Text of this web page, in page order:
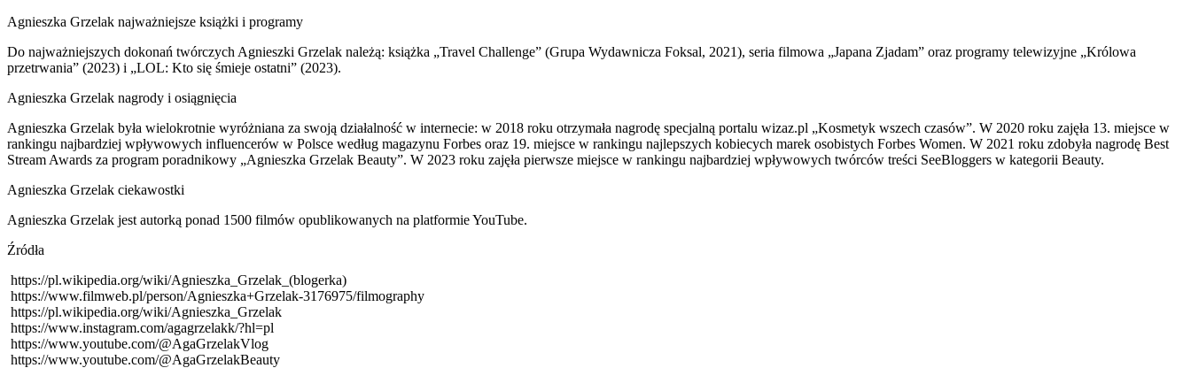
Agnieszka Grzelak najważniejsze książki i programy
Do najważniejszych dokonań twórczych Agnieszki Grzelak należą: książka „Travel Challenge” (Grupa Wydawnicza Foksal, 2021), seria filmowa „Japana Zjadam” oraz programy telewizyjne „Królowa
przetrwania” (2023) i „LOL: Kto się śmieje ostatni” (2023).
Agnieszka Grzelak nagrody i osiągnięcia
Agnieszka Grzelak była wielokrotnie wyróżniana za swoją działalność w internecie: w 2018 roku otrzymała nagrodę specjalną portalu wizaz.pl „Kosmetyk wszech czasów”. W 2020 roku zajęła 13. miejsce w
rankingu najbardziej wpływowych influencerów w Polsce według magazynu Forbes oraz 19. miejsce w rankingu najlepszych kobiecych marek osobistych Forbes Women. W 2021 roku zdobyła nagrodę Best
Stream Awards za program poradnikowy „Agnieszka Grzelak Beauty”. W 2023 roku zajęła pierwsze miejsce w rankingu najbardziej wpływowych twórców treści SeeBloggers w kategorii Beauty.
Agnieszka Grzelak ciekawostki
Agnieszka Grzelak jest autorką ponad 1500 filmów opublikowanych na platformie YouTube.
Źródła
https://pl.wikipedia.org/wiki/Agnieszka_Grzelak_(blogerka)
https://www.filmweb.pl/person/Agnieszka+Grzelak-3176975/filmography
https://pl.wikipedia.org/wiki/Agnieszka_Grzelak
https://www.instagram.com/agagrzelakk/?hl=pl
https://www.youtube.com/@AgaGrzelakVlog
https://www.youtube.com/@AgaGrzelakBeauty